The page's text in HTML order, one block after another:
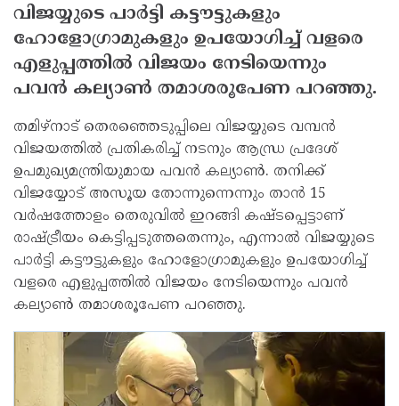
വിജയ്യുടെ പാര്‍ട്ടി കട്ടൗട്ടുകളും
ഹോളോഗ്രാമുകളും ഉപയോഗിച്ച് വളരെ
എളുപ്പത്തില്‍ വിജയം നേടിയെന്നും
പവന്‍ കല്യാണ്‍ തമാശരൂപേണ പറഞ്ഞു.
തമിഴ്‌നാട് തെരഞ്ഞെടുപ്പിലെ വിജയ്യുടെ വമ്പന്‍
വിജയത്തില്‍ പ്രതികരിച്ച് നടനും ആന്ധ്ര പ്രദേശ്
ഉപമുഖ്യമന്ത്രിയുമായ പവന്‍ കല്യാണ്‍. തനിക്ക്
വിജയ്യോട് അസൂയ തോന്നുന്നെന്നും താന്‍ 15
വര്‍ഷത്തോളം തെരുവില്‍ ഇറങ്ങി കഷ്ടപ്പെട്ടാണ്
രാഷ്ട്രീയം കെട്ടിപ്പടുത്തതെന്നും, എന്നാല്‍ വിജയ്യുടെ
പാര്‍ട്ടി കട്ടൗട്ടുകളും ഹോളോഗ്രാമുകളും ഉപയോഗിച്ച്
വളരെ എളുപ്പത്തില്‍ വിജയം നേടിയെന്നും പവന്‍
കല്യാണ്‍ തമാശരൂപേണ പറഞ്ഞു.